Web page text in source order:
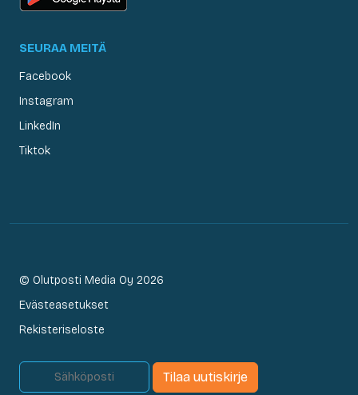
SEURAA MEITÄ
Facebook
Instagram
LinkedIn
Tiktok
© Olutposti Media Oy 2026
Evästeasetukset
Rekisteriseloste
Tilaa uutiskirje